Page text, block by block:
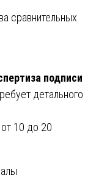
сравнительных
подписи
детального
10 до 20